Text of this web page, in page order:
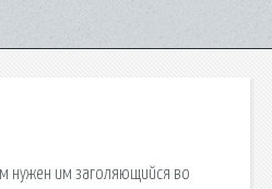
нужен им заголяющийся во